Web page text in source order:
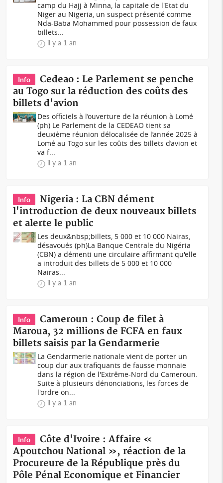
camp du Hajj à Minna, la capitale de l'Etat du
Niger au Nigeria, un suspect présenté comme
Nda-Baba Mohammed pour possession de faux
billets...
il y a 1 an
Info
Cedeao : Le Parlement se penche
au Togo sur la réduction des coûts des
billets d'avion
Des officiels à l’ouverture de la réunion à Lomé
(ph) Le Parlement de la CEDEAO tient sa
deuxième réunion délocalisée de l’année 2025 à
Lomé au Togo sur les coûts des billets d’avion et
va f...
il y a 1 an
Info
Nigeria : La CBN dément
l'introduction de deux nouveaux billets
et alerte le public
Les deux&nbsp;billets, 5 000 et 10 000 Nairas,
désavoués (ph)La Banque Centrale du Nigéria
(CBN) a démenti une circulaire affirmant qu'elle
a introduit des billets de 5 000 et 10 000
Nairas...
il y a 1 an
Info
Cameroun : Coup de filet à
Maroua, 32 millions de FCFA en faux
billets saisis par la Gendarmerie
La Gendarmerie nationale vient de porter un
coup dur aux trafiquants de fausse monnaie
dans la région de l'Extrême-Nord du Cameroun.
Suite à plusieurs dénonciations, les forces de
l'ordre on...
il y a 1 an
Info
Côte d'Ivoire : Affaire «
Apoutchou National », réaction de la
Procureure de la République près du
Pôle Pénal Economique et Financier